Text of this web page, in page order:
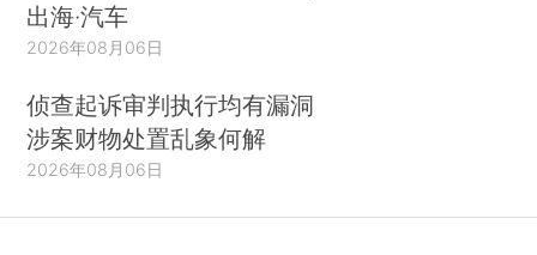
出海·汽车
2026年08月06日
侦查起诉审判执行均有漏洞
涉案财物处置乱象何解
2026年08月06日